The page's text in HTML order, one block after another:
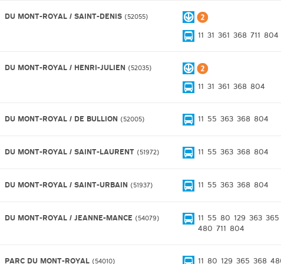
DU MONT-ROYAL / SAINT-DENIS 52055
11 31 361 368 711 804
DU MONT-ROYAL / HENRI-JULIEN 52035
11 31 361 368 804
DU MONT-ROYAL / DE BULLION 52005 11 55 363 368 804
DU MONT-ROYAL / SAINT-LAURENT 51972 11 55 363 368 804
DU MONT-ROYAL / SAINT-URBAIN 51937 11 55 363 368 804
DU MONT-ROYAL / JEANNE-MANCE 54079 11 55 80 129 363 365
480 711 804
PARC DU MONT-ROYAL 54010 11 80 129 365 368